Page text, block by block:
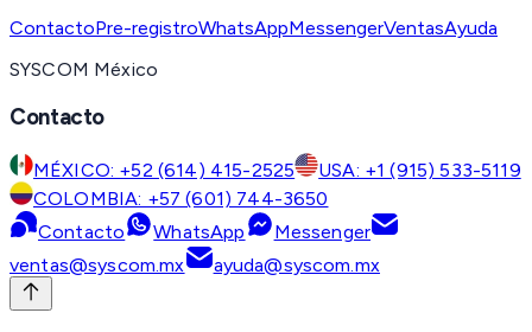
ContactoPre-registroWhatsAppMessengerVentasAyuda
SYSCOM México
Contacto
MÉXICO: +52 (614) 415-2525
USA: +1 (915) 533-5119
COLOMBIA: +57 (601) 744-3650
Contacto
WhatsApp
Messenger
ventas@syscom.mx
ayuda@syscom.mx